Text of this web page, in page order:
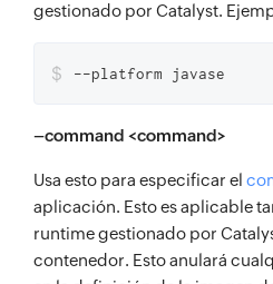
gestionado por Catalyst.
$ --platform javase
–command <command>
Usa esto para especificar el
aplicación. Esto es aplicable
runtime gestionado por
contenedor. Esto anulará